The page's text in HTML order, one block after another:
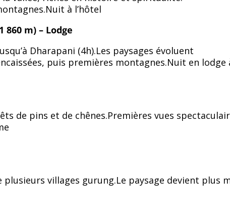
à l’hôtel
m) – Lodge
Dharapani (4h).Les paysages évoluent
puis premières montagnes.Nuit en lodge
de pins et de chênes.Premières vues
villages gurung.Le paysage devient plus